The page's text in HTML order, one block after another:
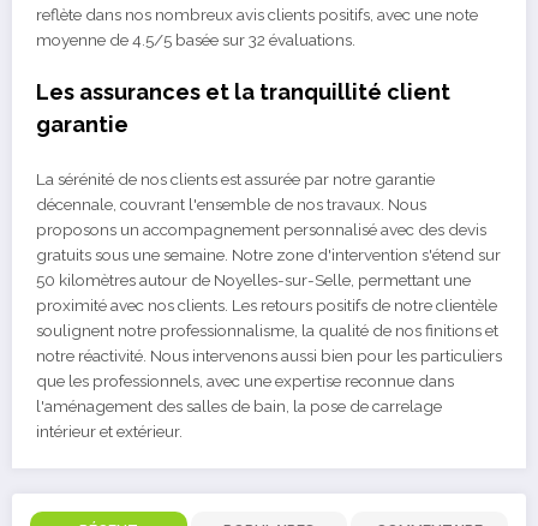
reflète dans nos nombreux avis clients positifs, avec une note
moyenne de 4.5/5 basée sur 32 évaluations.
Les assurances et la tranquillité client
garantie
La sérénité de nos clients est assurée par notre garantie
décennale, couvrant l'ensemble de nos travaux. Nous
proposons un accompagnement personnalisé avec des devis
gratuits sous une semaine. Notre zone d'intervention s'étend sur
50 kilomètres autour de Noyelles-sur-Selle, permettant une
proximité avec nos clients. Les retours positifs de notre clientèle
soulignent notre professionnalisme, la qualité de nos finitions et
notre réactivité. Nous intervenons aussi bien pour les particuliers
que les professionnels, avec une expertise reconnue dans
l'aménagement des salles de bain, la pose de carrelage
intérieur et extérieur.